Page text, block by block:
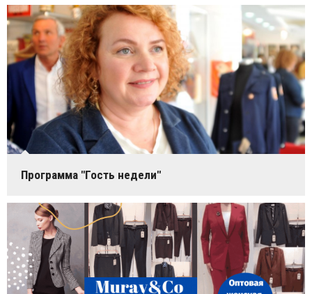
Программа "Гость недели"